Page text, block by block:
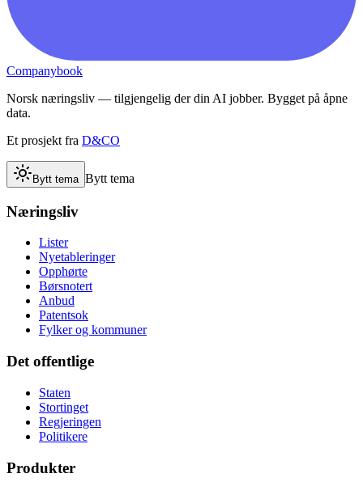
Companybook
Norsk næringsliv — tilgjengelig der din AI jobber. Bygget på åpne
data.
Et prosjekt fra D&CO
Bytt tema Bytt tema
Næringsliv
Lister
Nyetableringer
Opphørte
Børsnotert
Anbud
Patentsok
Fylker og kommuner
Det offentlige
Staten
Stortinget
Regjeringen
Politikere
Produkter